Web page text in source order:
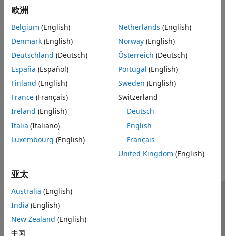
测量和特征提取
变换、相关性和建模
数字和模拟滤波器
频谱分析
时频分析
振动分析
代码生成和 GPU 支持
语音识别、声音分类和异常检测
生物医学
ECG、EEG、EMG 和生理信号的去噪、重构、分类和异常检测
地球科学
地震活动与天气数据
噪声、振动和粗糙度
振动信号、模态与疲劳分析、旋转机械、异常检测
雷达与无线通信
雷达目标与信号分类、车载雷达、频谱感知
本页内容对您有帮助吗？
欧洲
Belgium (English)
Denmark (English)
Deutschland (Deutsch)
España (Español)
Finland (English)
France (Français)
Ireland (English)
Italia (Italiano)
Luxembourg (English)
Netherlands (English)
Norway(English)
Österreich (Deutsch)
Portugal (English)
Sweden (English)
Switzerland
Deutsch
English
Français
United Kingdom (English)
亚太
Australia (English)
India (English)
New Zealand (English)
中国